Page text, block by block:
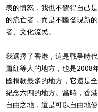
表的憤怒，我也不覺得自己
的流亡者，而是不斷發現新
者、文化流民。
我選擇了香港，這是戰爭時代
蕭紅等人的地方，也是2008
國捐款最多的地方，它還是
紀念六四的地方。當時，香
自由之地，還是可以自由地